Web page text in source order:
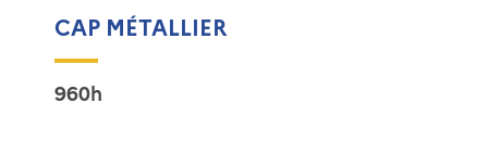
CAP MÉTALLIER
960h